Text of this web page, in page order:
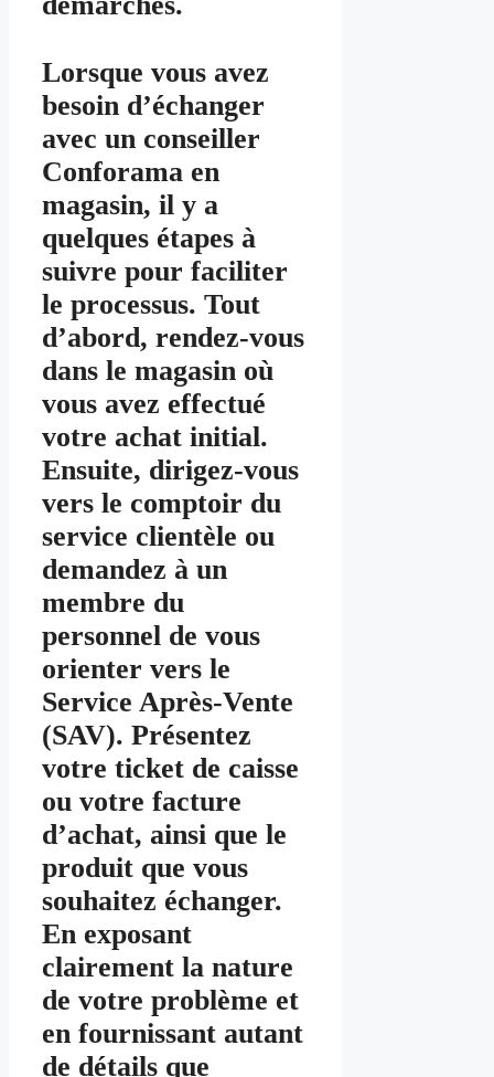
Lorsque vous avez
besoin d’échanger
avec un conseiller
Conforama en
magasin, il y a
quelques étapes à
suivre pour faciliter
le processus. Tout
d’abord, rendez-vous
dans le magasin où
vous avez effectué
votre achat initial.
Ensuite, dirigez-vous
vers le comptoir du
service clientèle ou
demandez à un
membre du
personnel de vous
orienter vers le
Service Après-Vente
(SAV). Présentez
votre ticket de caisse
ou votre facture
d’achat, ainsi que le
produit que vous
souhaitez échanger.
En exposant
clairement la nature
de votre problème et
en fournissant autant
de détails que